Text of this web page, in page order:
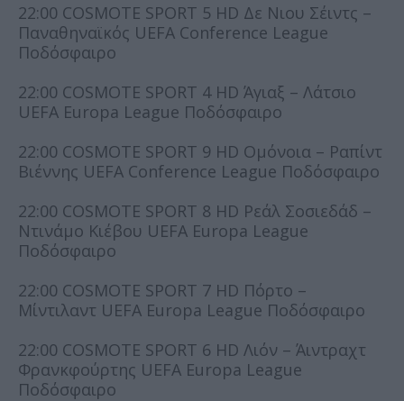
22:00 COSMOTE SPORT 5 HD Δε Νιου Σέιντς –
Παναθηναϊκός UEFA Conference League
Ποδόσφαιρο
22:00 COSMOTE SPORT 4 HD Άγιαξ – Λάτσιο
UEFA Europa League Ποδόσφαιρο
22:00 COSMOTE SPORT 9 HD Ομόνοια – Ραπίντ
Βιέννης UEFA Conference League Ποδόσφαιρο
22:00 COSMOTE SPORT 8 HD Ρεάλ Σοσιεδάδ –
Ντινάμο Κιέβου UEFA Europa League
Ποδόσφαιρο
22:00 COSMOTE SPORT 7 HD Πόρτο –
Μίντιλαντ UEFA Europa League Ποδόσφαιρο
22:00 COSMOTE SPORT 6 HD Λιόν – Άιντραχτ
Φρανκφούρτης UEFA Europa League
Ποδόσφαιρο